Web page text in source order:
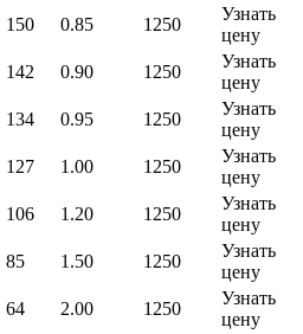
150 0.85 1250
Узнать
цену
142 0.90 1250
Узнать
цену
134 0.95 1250
Узнать
цену
127 1.00 1250
Узнать
цену
106 1.20 1250
Узнать
цену
85 1.50 1250
Узнать
цену
64 2.00 1250
Узнать
цену